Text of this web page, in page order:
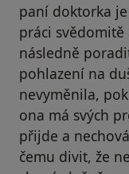
paní doktorka
práci
následně
pohlazení na
nevyměnila,
ona má svých
přijde a
čemu divit, že